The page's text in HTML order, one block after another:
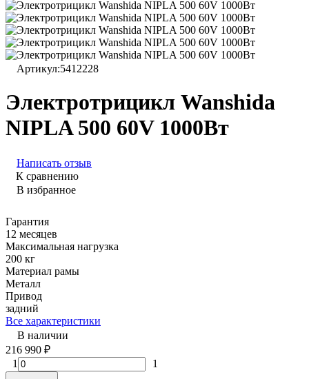
Артикул:5412228
Электротрицикл Wanshida
NIPLA 500 60V 1000Вт
Написать отзыв
К сравнению
В избранное
Гарантия
12 месяцев
Максимальная нагрузка
200 кг
Материал рамы
Металл
Привод
задний
Все характеристики
В наличии
216 990 ₽
1
1